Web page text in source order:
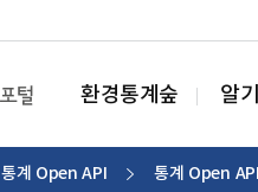
환경통계숲 알
통계 Open API 통계 Open